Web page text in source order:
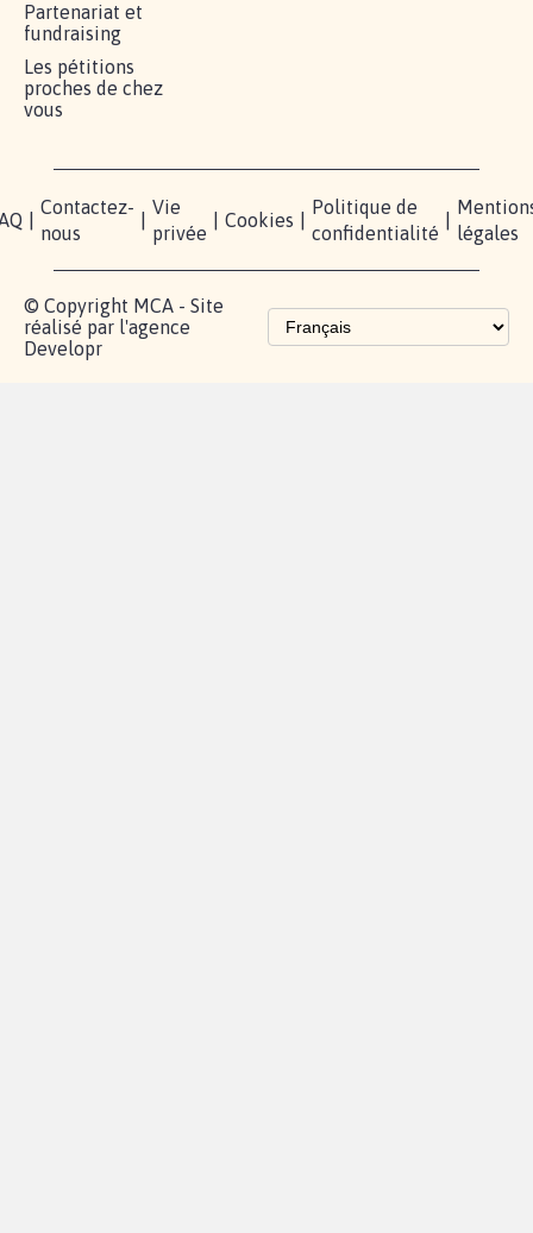
Partenariat et
fundraising
Les pétitions
proches de chez
vous
Contactez-
nous
Vie
privée
Cookies
Politique de
confidentialité
légales
© Copyright MCA - Site
réalisé par l'agence
Developr